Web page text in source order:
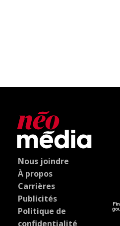
Nous joindre
À propos
Carrières
Publicités
Politique de
confidentialité